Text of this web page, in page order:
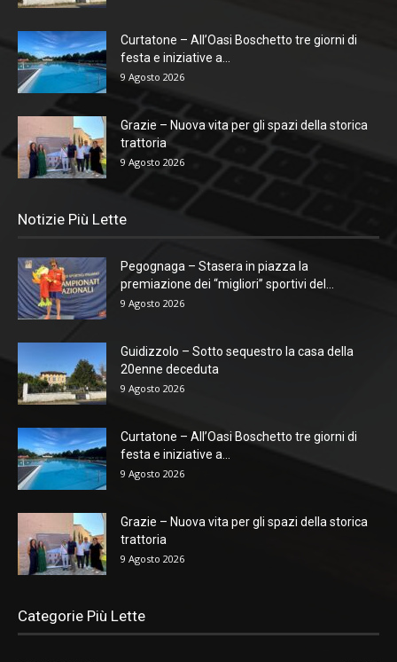
Curtatone – All’Oasi Boschetto tre giorni di
festa e iniziative a...
9 Agosto 2026
Grazie – Nuova vita per gli spazi della storica
trattoria
9 Agosto 2026
Notizie Più Lette
Pegognaga – Stasera in piazza la
premiazione dei “migliori” sportivi del...
9 Agosto 2026
Guidizzolo – Sotto sequestro la casa della
20enne deceduta
9 Agosto 2026
Curtatone – All’Oasi Boschetto tre giorni di
festa e iniziative a...
9 Agosto 2026
Grazie – Nuova vita per gli spazi della storica
trattoria
9 Agosto 2026
Categorie Più Lette